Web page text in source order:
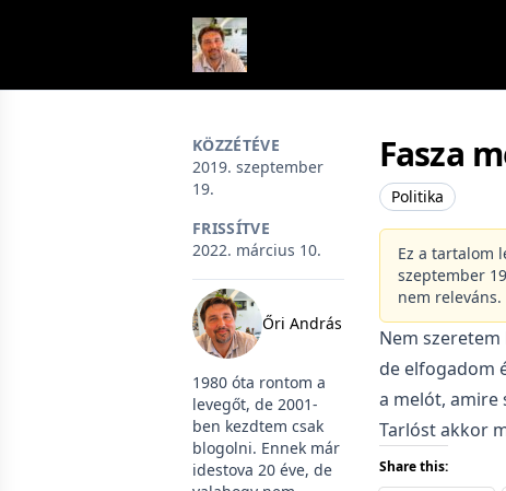
KÖZZÉTÉVE
2019. szeptember
19.
FRISSÍTVE
2022. március 10.
Őri András
1980 óta rontom a
levegőt, de 2001-
ben kezdtem csak
blogolni. Ennek már
idestova 20 éve, de
Fasza
Politika
Ez a tartalom
szeptember
nem releváns.
Nem
de elfogadom
a melót, amire
Tarlóst akkor
Share this: